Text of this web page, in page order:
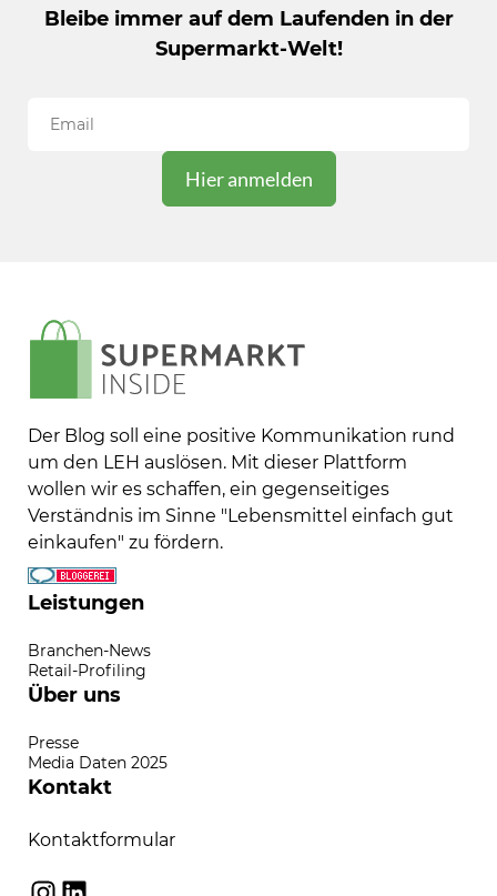
Bleibe immer auf dem Laufenden in der
Supermarkt-Welt!
Der Blog soll eine positive Kommunikation rund
um den LEH auslösen. Mit dieser Plattform
wollen wir es schaffen, ein gegenseitiges
Verständnis im Sinne "Lebensmittel einfach gut
einkaufen" zu fördern.
Leistungen
Branchen-News
Retail-Profiling
Über uns
Presse
Media Daten 2025
Kontakt
Kontaktformular